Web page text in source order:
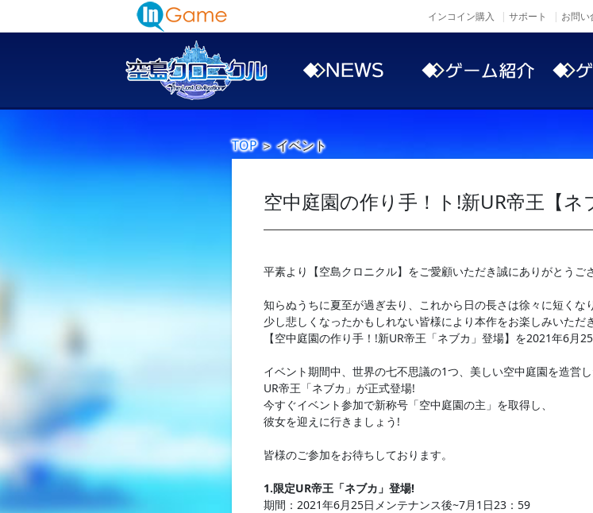
インコイン購入 サポート お問い
TOP＞イベント
空中庭園の作り手！ト!新UR帝王【ネ
平素より【空島クロニクル】をご愛顧いただき誠にありがとうご
知らぬうちに夏至が過ぎ去り、これから日の長さは徐々に短くな
少し悲しくなったかもしれない皆様により本作をお楽しみいただ
【空中庭園の作り手！!新UR帝王「ネブカ」登場】を2021年6月
イベント期間中、世界の七不思議の1つ、美しい空中庭園を造営し
UR帝王「ネブカ」が正式登場!
今すぐイベント参加で新称号「空中庭園の主」を取得し、
彼女を迎えに行きましょう!
皆様のご参加をお待ちしております。
1.限定UR帝王「ネブカ」登場!
期間：2021年6月25日メンテナンス後~7月1日23：59